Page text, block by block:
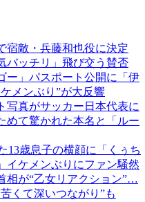
宿敵・兵藤和也役に決定
バッチリ」飛び交う賛否
ー」パスポート公開に「伊
メンぶり”が大反響
写真がサッカー日本代表に
めて驚かれた本名と「ルー
13歳息子の横顔に「くぅち
イケメンぶりにファン騒然
相が“乙女リアクション”…
くて深いつながり”も